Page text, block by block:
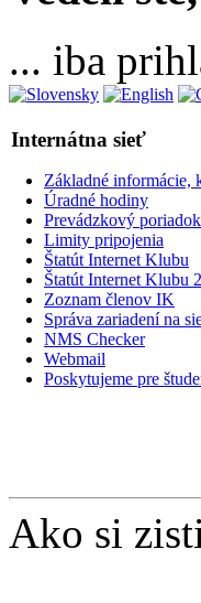
... iba
Internátna sieť
Základné informácie,
Úradné hodiny
Prevádzkový
Limity pripojenia
Štatút Internet Klubu
Štatút Internet Klubu
Zoznam členov IK
Správa zariadení na
NMS Checker
Webmail
Poskytujeme pre
Ako si